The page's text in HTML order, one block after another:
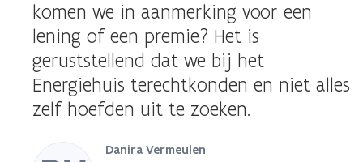
komen we in aanmerking voor een
lening of een premie? Het is
geruststellend dat we bij het
Energiehuis terechtkonden en niet alles
zelf hoefden uit te zoeken.
Danira Vermeulen